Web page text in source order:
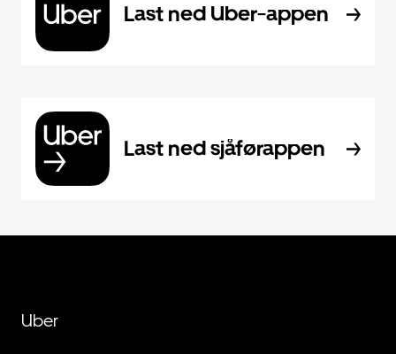
Last ned Uber-appen
Last ned sjåførappen
Uber